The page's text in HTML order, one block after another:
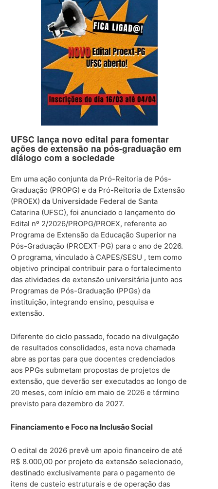
UFSC lança novo edital para fomentar
ações de extensão na pós-graduação em
diálogo com a sociedade
Em uma ação conjunta da Pró-Reitoria de Pós-
Graduação (PROPG) e da Pró-Reitoria de Extensão
(PROEX) da Universidade Federal de Santa
Catarina (UFSC), foi anunciado o lançamento do
Edital nº 2/2026/PROPG/PROEX, referente ao
Programa de Extensão da Educação Superior na
Pós-Graduação (PROEXT-PG) para o ano de 2026.
O programa, vinculado à CAPES/SESU , tem como
objetivo principal contribuir para o fortalecimento
das atividades de extensão universitária junto aos
Programas de Pós-Graduação (PPGs) da
instituição, integrando ensino, pesquisa e
extensão.
Diferente do ciclo passado, focado na divulgação
de resultados consolidados, esta nova chamada
abre as portas para que docentes credenciados
aos PPGs submetam propostas de projetos de
extensão, que deverão ser executados ao longo de
20 meses, com início em maio de 2026 e término
previsto para dezembro de 2027.
Financiamento e Foco na Inclusão Social
O edital de 2026 prevê um apoio financeiro de até
R$ 8.000,00 por projeto de extensão selecionado,
destinado exclusivamente para o pagamento de
itens de custeio estruturais e de operação das